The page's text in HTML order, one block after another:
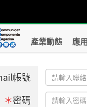
產業動態 應
帳號
＊密碼